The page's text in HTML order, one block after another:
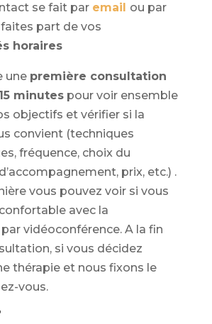
se fait par email
ou par
faites part de vos
horaires
une première consultation
minutespour voir ensemble
objectifs et vérifier si la
convient (techniques
fréquence, choix du
prix, etc.) .
vous pouvez voir si vous
avec la
vidéoconférence. A la fin
si vous décidez
thérapie et nous fixons le
vous.